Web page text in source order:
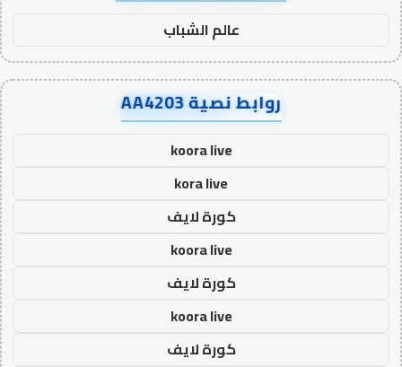
عالم الشباب
روابط نصية AA4203
koora live
kora live
كورة لايف
koora live
كورة لايف
koora live
كورة لايف